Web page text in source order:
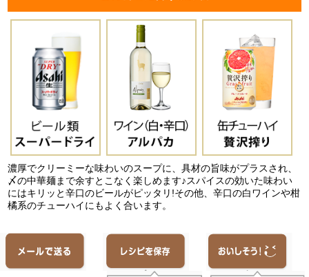
濃厚でクリーミーな味わいのスープに、具材の旨味がプラスされ、
〆の中華麺まで余すとこなく楽しめます♪スパイスの効いた味わい
にはキリッと辛口のビールがピッタリ!その他、辛口の白ワインや柑
橘系のチューハイにもよく合います。